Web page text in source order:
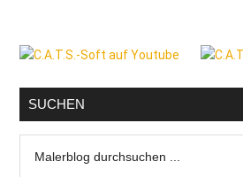
Seitenspalte
SUCHEN
durchsuchen